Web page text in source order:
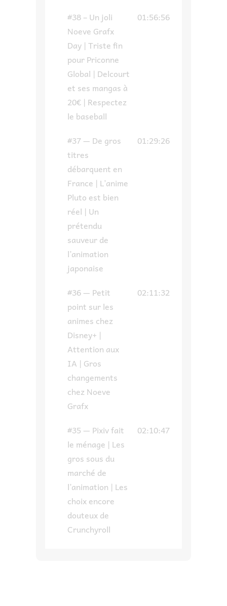
#38 – Un joli
Noeve Grafx
Day | Triste fin
pour Priconne
Global | Delcourt
et ses mangas à
20€ | Respectez
le baseball
01:56:56
#37 — De gros
titres
débarquent en
France | L’anime
Pluto est bien
réel | Un
prétendu
sauveur de
l’animation
japonaise
01:29:26
#36 — Petit
point sur les
animes chez
Disney+ |
Attention aux
IA | Gros
changements
chez Noeve
Grafx
02:11:32
#35 — Pixiv fait
le ménage | Les
gros sous du
marché de
l’animation | Les
choix encore
douteux de
Crunchyroll
02:10:47